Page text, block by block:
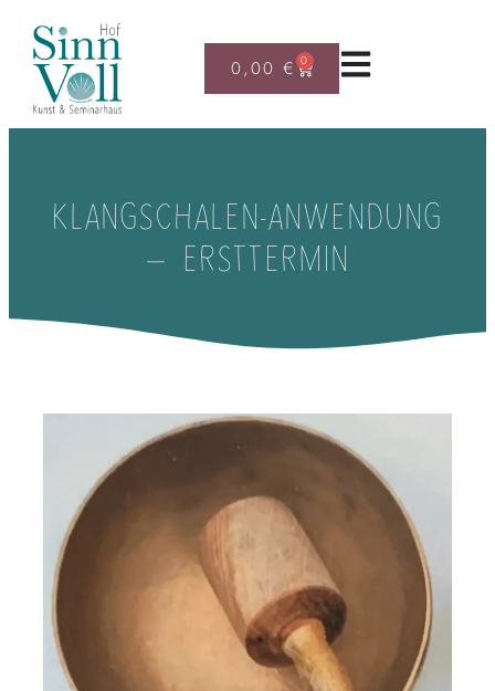
0,00€ 0
KLANGSCHALEN-ANWENDUNG
– ERSTTERMIN